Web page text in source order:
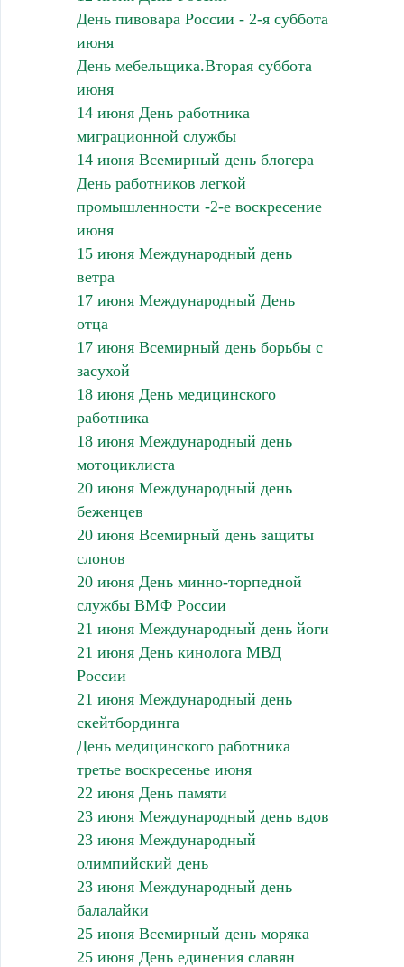
День пивовара России - 2-я суббота
июня
День мебельщика.Вторая суббота
июня
14 июня День работника
миграционной службы
14 июня Всемирный день блогера
День работников легкой
промышленности -2-е воскресение
июня
15 июня Международный день
ветра
17 июня Международный День
отца
17 июня Всемирный день борьбы с
засухой
18 июня День медицинского
работника
18 июня Международный день
мотоциклиста
20 июня Международный день
беженцев
20 июня Всемирный день защиты
слонов
20 июня День минно-торпедной
службы ВМФ России
21 июня Международный день йоги
21 июня День кинолога МВД
России
21 июня Международный день
скейтбординга
День медицинского работника
третье воскресенье июня
22 июня День памяти
23 июня Международный день вдов
23 июня Международный
олимпийский день
23 июня Международный день
балалайки
25 июня Всемирный день моряка
25 июня День единения славян